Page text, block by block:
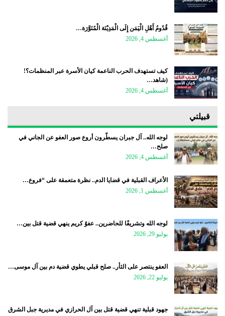
قُدُومُ أَهْلِ الْيَمَن إِلَى الْمَدِيْنَة الْمُنَوَّرَة…
أغسطس 4, 2026
كيف تستهدف الحرب الناعمة كيان الأسرة عبر المنظمات؟!
(شاهد…
أغسطس 4, 2026
قبيلتي
لوجه الله.. آل جبران يسطّرون أروع صور العفو عن الجاني في
صلح…
أغسطس 4, 2026
الأعراف القبلية في قضايا الدم.. نظرة متعمقة على “فروع…
أغسطس 1, 2026
لوجه الله وتشريفًا للحاضرين.. عفوٌ كريم ينهي قضية قتل بين…
يوليو 29, 2026
العفو ينتصر على الثأر.. صلح قبلي يطوي قضية دم بين آل موسى…
يوليو 22, 2026
جهود قبلية تنهي قضية قتل بين آل الحرازي في مديرية جبل الشرق